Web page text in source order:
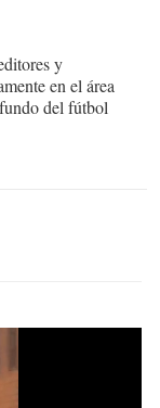
y
en el área
del fútbol